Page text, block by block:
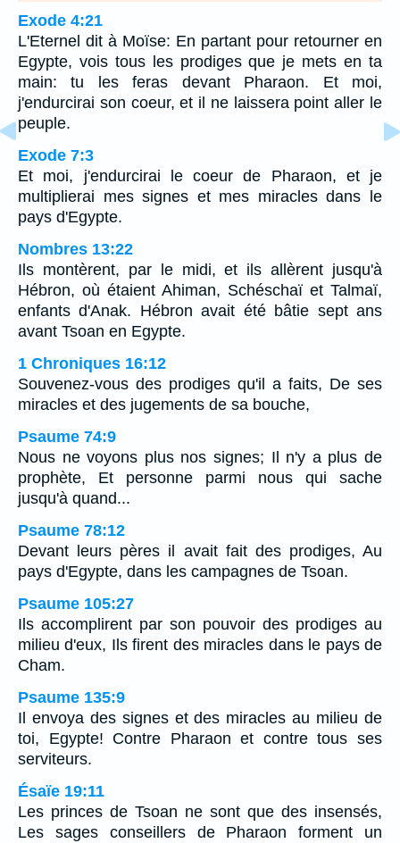
Exode 4:21
L'Eternel dit à Moïse: En partant pour retourner en
Egypte, vois tous les prodiges que je mets en ta
main: tu les feras devant Pharaon. Et moi,
j'endurcirai son coeur, et il ne laissera point aller le
peuple.
Exode 7:3
Et moi, j'endurcirai le coeur de Pharaon, et je
multiplierai mes signes et mes miracles dans le
pays d'Egypte.
Nombres 13:22
Ils montèrent, par le midi, et ils allèrent jusqu'à
Hébron, où étaient Ahiman, Schéschaï et Talmaï,
enfants d'Anak. Hébron avait été bâtie sept ans
avant Tsoan en Egypte.
1 Chroniques 16:12
Souvenez-vous des prodiges qu'il a faits, De ses
miracles et des jugements de sa bouche,
Psaume 74:9
Nous ne voyons plus nos signes; Il n'y a plus de
prophète, Et personne parmi nous qui sache
jusqu'à quand...
Psaume 78:12
Devant leurs pères il avait fait des prodiges, Au
pays d'Egypte, dans les campagnes de Tsoan.
Psaume 105:27
Ils accomplirent par son pouvoir des prodiges au
milieu d'eux, Ils firent des miracles dans le pays de
Cham.
Psaume 135:9
Il envoya des signes et des miracles au milieu de
toi, Egypte! Contre Pharaon et contre tous ses
serviteurs.
Ésaïe 19:11
Les princes de Tsoan ne sont que des insensés,
Les sages conseillers de Pharaon forment un